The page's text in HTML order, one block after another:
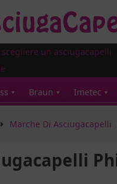
scegliere un asciugacapelli
Braun Imetec
Marche Di Asciugacapelli